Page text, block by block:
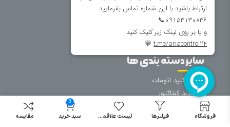
فروشگاه
روشنایی
سایر دسته بندی ها
خرید کلید اتومات
خرید کنتاکتور
خرید فیوز
مینیاتوری
فروشگاه فیلترها لیست علاقمندی
0
سبد خرید مقایسه